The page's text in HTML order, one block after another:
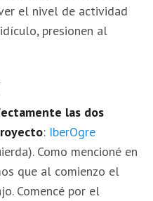
el nivel de actividad
presionen al
las dos
: IberOgre
Como mencioné en
que al comienzo el
Comencé por el